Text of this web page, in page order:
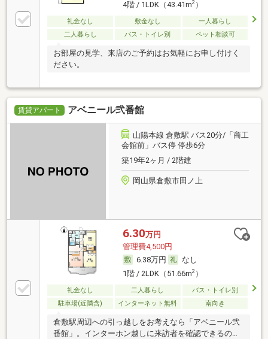
4階 / 1LDK（43.41m2）
礼金なし 敷金なし
一人暮らし
二人暮らし
バス・トイレ別 ペット相談可
お部屋の見学、来店のご予約はお気軽にお申し付けく
ださい。
賃貸アパート アベニール弐番館
山陽本線 倉敷駅 バス20分/「商工
会館前」バス停 停歩6分
築19年2ヶ月 / 2階建
岡山県倉敷市田ノ上
6.30万円
管理費4,500円
6.38万円
なし
1階 / 2LDK（51.66m2）
礼金なし 二人暮らし
バス・トイレ別
駐車場(近隣含)
インターネット無料 南向き
倉敷駅周辺への引っ越しをお考えなら「アベニール弐
番館」。インターホン越しに来訪者を確認できるの